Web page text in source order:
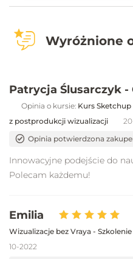
Wyróżnione
Patrycja Ślusarczyk -
Opinia o kursie: Kurs Sketchup
z postprodukcji wizualizacji
Opinia potwierdzona
Innowacyjne podejście do
Polecam każdemu!
Emilia
Wizualizacje bez Vraya -
10-2022